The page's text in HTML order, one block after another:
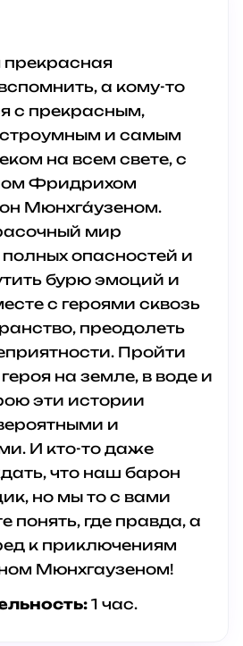
прекрасная
а кому-то
с прекрасным,
и самым
на всем свете, с
Фридрихом
Мюнхга́узеном.
мир
опасностей и
бурю эмоций и
с героями сквозь
преодолеть
Пройти
на земле, в воде и
эти истории
и
И кто-то даже
что наш барон
но мы то с вами
понять, где правда, а
к приключениям
Мюнхгаузеном!
1 час.